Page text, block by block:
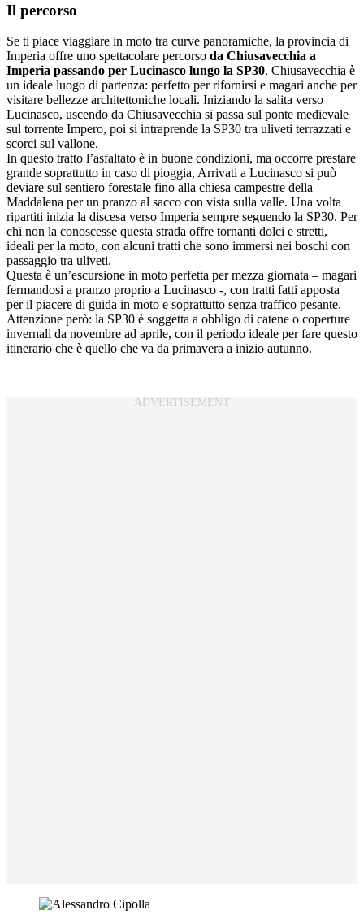
Il percorso
Se ti piace viaggiare in moto tra curve panoramiche, la provincia di
Imperia offre uno spettacolare percorso da Chiusavecchia a
Imperia passando per Lucinasco lungo la SP30. Chiusavecchia è
un ideale luogo di partenza: perfetto per rifornirsi e magari anche per
visitare bellezze architettoniche locali. Iniziando la salita verso
Lucinasco, uscendo da Chiusavecchia si passa sul ponte medievale
sul torrente Impero, poi si intraprende la SP30 tra uliveti terrazzati e
scorci sul vallone.
In questo tratto l’asfaltato è in buone condizioni, ma occorre prestare
grande soprattutto in caso di pioggia, Arrivati a Lucinasco si può
deviare sul sentiero forestale fino alla chiesa campestre della
Maddalena per un pranzo al sacco con vista sulla valle. Una volta
ripartiti inizia la discesa verso Imperia sempre seguendo la SP30. Per
chi non la conoscesse questa strada offre tornanti dolci e stretti,
ideali per la moto, con alcuni tratti che sono immersi nei boschi con
passaggio tra uliveti.
Questa è un’escursione in moto perfetta per mezza giornata – magari
fermandosi a pranzo proprio a Lucinasco -, con tratti fatti apposta
per il piacere di guida in moto e soprattutto senza traffico pesante.
Attenzione però: la SP30 è soggetta a obbligo di catene o coperture
invernali da novembre ad aprile, con il periodo ideale per fare questo
itinerario che è quello che va da primavera a inizio autunno.